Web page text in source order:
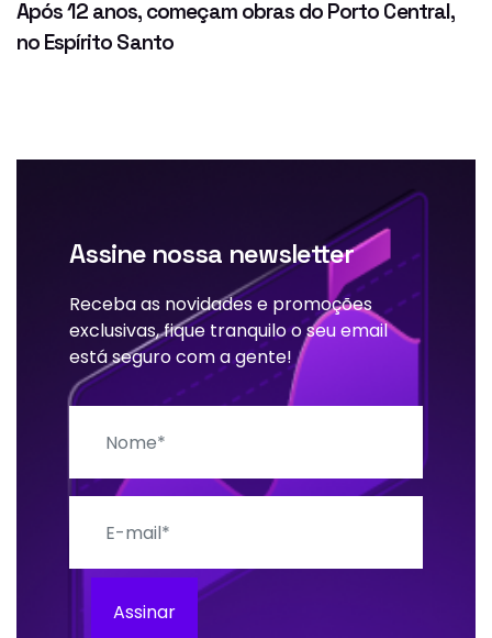
Após 12 anos, começam obras do Porto Central,
no Espírito Santo
Assine nossa newsletter
Receba as novidades e promoções
exclusivas, fique tranquilo o seu email
está seguro com a gente!
Assinar